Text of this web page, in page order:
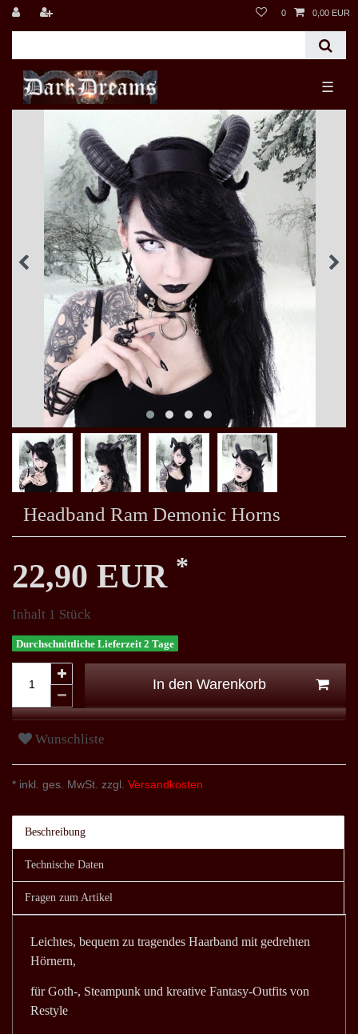
0 0,00 EUR
☰
Headband Ram Demonic Horns
22,90 EUR *
Inhalt 1 Stück
Durchschnittliche Lieferzeit 2 Tage
In den Warenkorb
Wunschliste
* inkl. ges. MwSt. zzgl. Versandkosten
Beschreibung
Technische Daten
Fragen zum Artikel
Leichtes, bequem zu tragendes Haarband mit gedrehten
Hörnern,
für Goth-, Steampunk und kreative Fantasy-Outfits von
Restyle